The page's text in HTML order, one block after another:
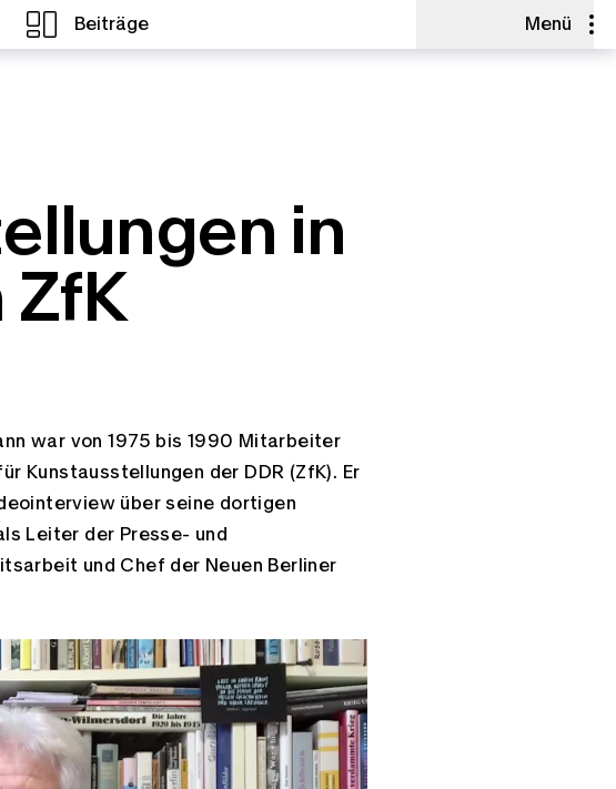
Beiträge Menü
in
ZfK
war von 1975 bis 1990 Mitarbeiter
Kunstausstellungen der DDR (ZfK). Er
über seine dortigen
Leiter der Presse- und
und Chef der Neuen Berliner